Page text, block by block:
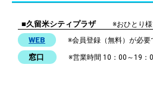
■久留米シティプラザ ※おひとり
WEB ※会員登録（無料）が必要
窓口 ※営業時間 10：00～19